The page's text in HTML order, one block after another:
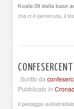
Koala 09 dalla base
che ci è pervenuta, il
Scritto da
Pubblicato in
Il pedaggio